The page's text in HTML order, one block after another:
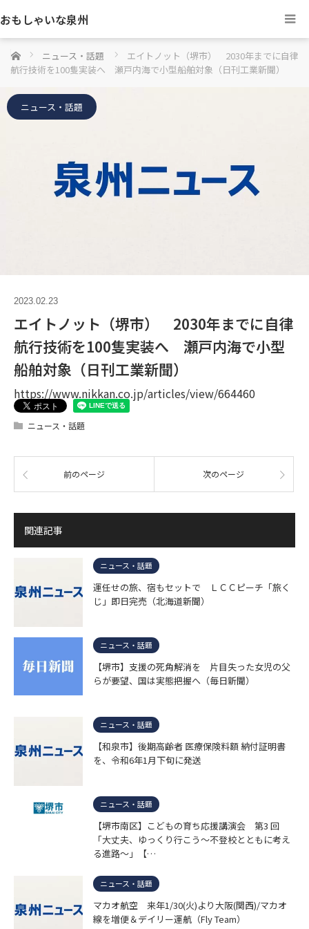
おもしゃいな泉州
ホーム ニュース・話題
エイトノット（堺市） 2030年までに自律
航行技術を100隻実装へ 瀬戸内海で小型船舶対象（日刊工業新聞）
ニュース・話題
2023.02.23
エイトノット（堺市） 2030年までに自律
航行技術を100隻実装へ 瀬戸内海で小型
船舶対象（日刊工業新聞）
https://www.nikkan.co.jp/articles/view/664460
ニュース・話題
前のページ 次のページ
関連記事
ニュース・話題
運任せの旅、宿もセットで ＬＣＣピーチ「旅く
じ」即日完売（北海道新聞）
ニュース・話題
【堺市】支援の死角解消を 片目失った女児の父
らが要望、国は実態把握へ（毎日新聞）
ニュース・話題
【和泉市】後期高齢者 医療保険料額 納付証明書
を、令和6年1月下旬に発送
ニュース・話題
【堺市南区】こどもの育ち応援講演会 第3 回
「大丈夫、ゆっくり行こう～不登校とともに考え
る進路～」【…
ニュース・話題
マカオ航空 来年1/30(火)より大阪(関西)/マカオ
線を増便＆デイリー運航（Fly Team）